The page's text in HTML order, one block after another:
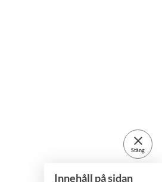
close
Stäng
Innehåll på sidan